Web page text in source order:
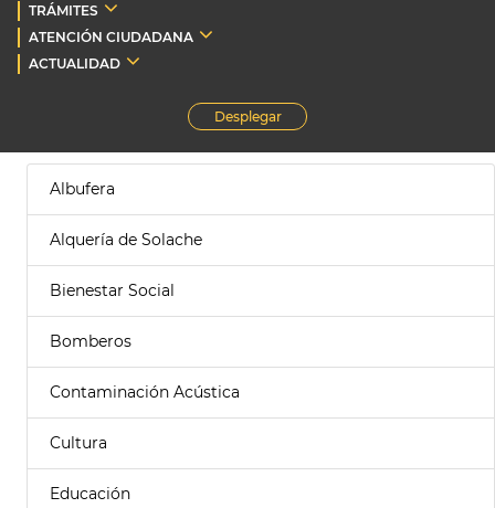
TRÁMITES
ATENCIÓN CIUDADANA
ACTUALIDAD
Desplegar
Albufera
Alquería de Solache
Bienestar Social
Bomberos
Contaminación Acústica
Cultura
Educación